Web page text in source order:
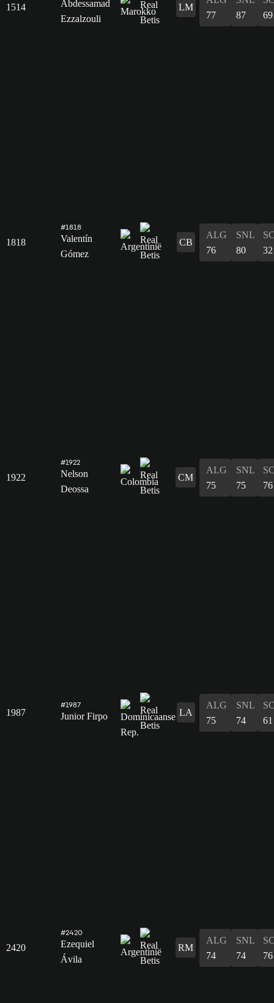
1514
Abdessamad
Ezzalzouli
LM
77
87
69
1818
#1818
Valentín
Gómez
CB
ALG
76
SNL
80
32
1922
#1922
Nelson
Deossa
CM
ALG
75
SNL
75
76
1987
#1987
Junior Firpo LA
ALG
75
SNL
74
61
2420
#2420
Ezequiel
Ávila
RM
ALG
74
SNL
74
76